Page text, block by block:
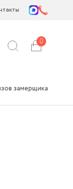
0
замерщика